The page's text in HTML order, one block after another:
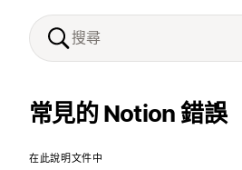
常見的 Notion 錯誤
在此說明文件中